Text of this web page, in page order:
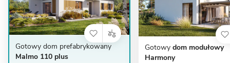
Gotowy dom prefabrykowany
Malmo 110 plus
Gotowy dom modułowy
Harmony